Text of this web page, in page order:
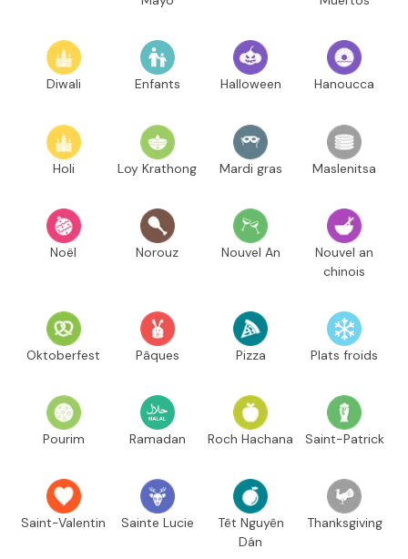
Diwali Enfants Halloween Hanoucca
Holi Loy Krathong Mardi gras Maslenitsa
Noël Norouz Nouvel An
Nouvel an
chinois
Oktoberfest Pâques Pizza Plats froids
Pourim Ramadan Roch Hachana Saint-Patrick
Saint-Valentin Sainte Lucie
Têt Nguyên
Dán
Thanksgiving